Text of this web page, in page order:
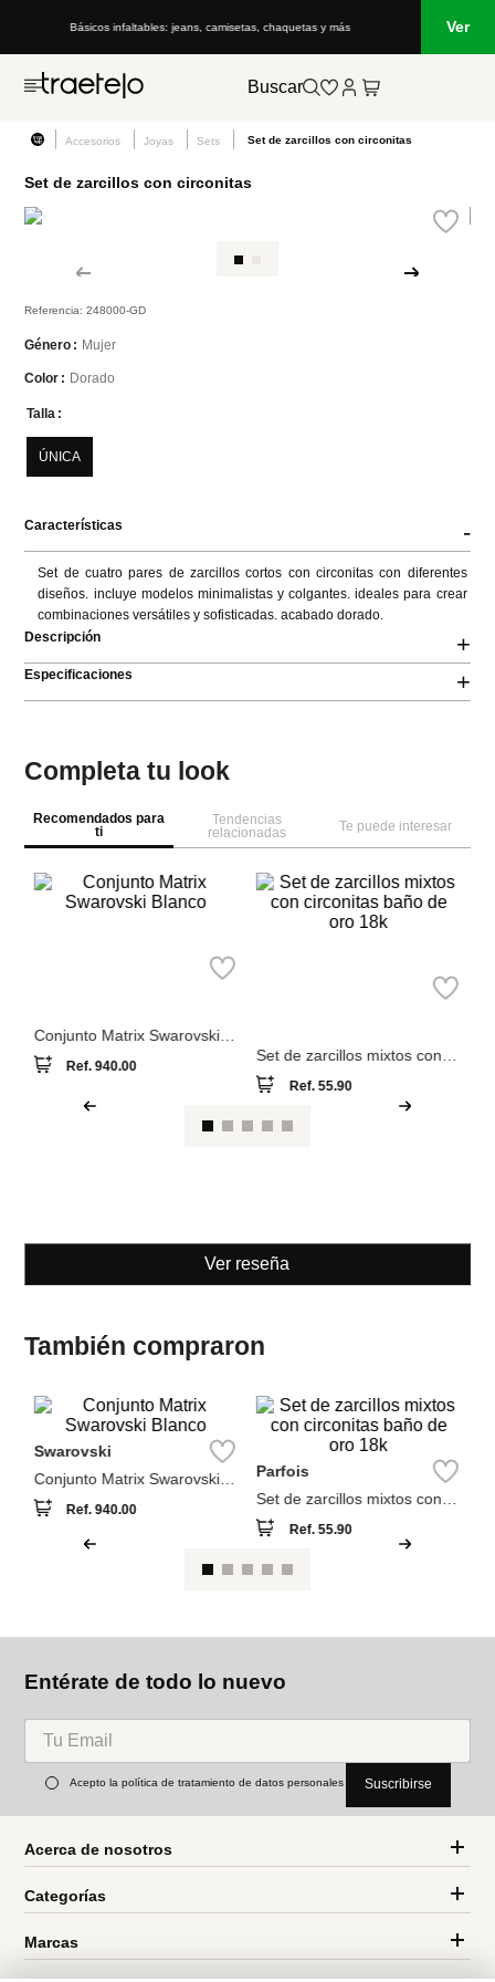
Básicos infaltables: jeans, camisetas, chaquetas y más Ver
Buscar
Accesorios Joyas Sets Set de zarcillos con circonitas
Set de zarcillos con circonitas
Referencia:248000-GD
Género Mujer
Color Dorado
Talla
ÚNICA
Características -
Set de cuatro pares de zarcillos cortos con circonitas con diferentes
diseños. incluye modelos minimalistas y colgantes. ideales para crear
combinaciones versátiles y sofisticadas. acabado dorado.
Descripción
+
Especificaciones +
Completa tu look
Recomendados para
ti
Tendencias
relacionadas
Te puede interesar
Conjunto Matrix Swarovski
Blanco
Ref.940.00
Set de zarcillos mixtos con
circonitas baño de oro 18k
Ref. 55.90
Ver reseña
También compraron
Swarovski
Conjunto Matrix Swarovski
Blanco
Ref.940.00
Parfois
Set de zarcillos mixtos con
circonitas baño de oro 18k
Ref. 55.90
Entérate de todo lo nuevo
Acepto la política de tratamiento de datos personales Suscribirse
Acerca de nosotros
Categorías
Marcas